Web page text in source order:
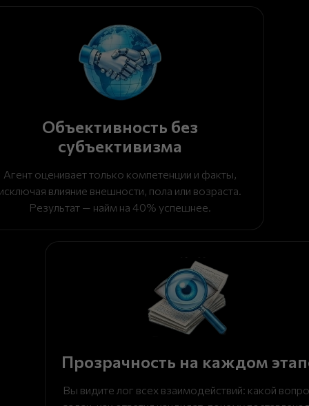
Объективность без
субъективизма
Агент оценивает только компетенции и факты,
влияние внешности, пола или возраста.
Результат — найм на 40% успешнее.
Прозрачность на каждом
Вы видите лог всех взаимодействий: какой